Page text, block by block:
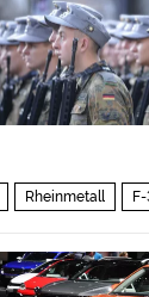
Rheinmetall